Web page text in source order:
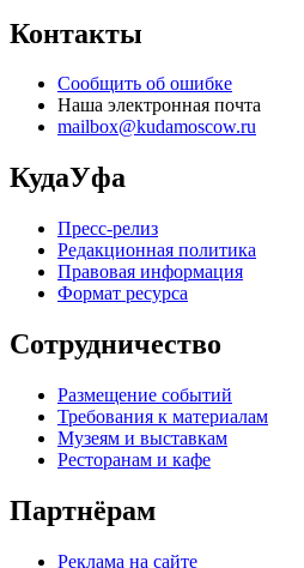
Контакты
Сообщить об ошибке
Наша электронная почта
mailbox@kudamoscow.ru
КудаУфа
Пресс-релиз
Редакционная политика
Правовая информация
Формат ресурса
Сотрудничество
Размещение событий
Требования к материалам
Музеям и выставкам
Ресторанам и кафе
Партнёрам
Реклама на сайте